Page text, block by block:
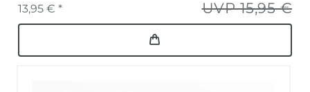
UVP 15,95 €
13,95 € *